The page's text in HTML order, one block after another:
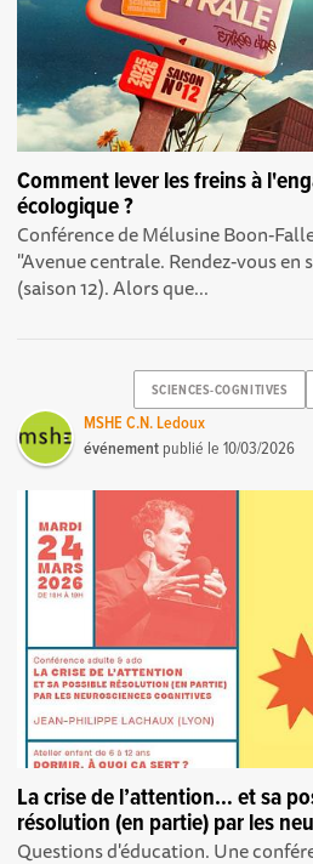
Comment lever les freins à
écologique ?
Conférence de Mélusine Boon-
"Avenue centrale. Rendez-vous en
(saison 12). Alors que...
SCIENCES-COGNITIVES
MSHE C.N. Ledoux
événement publié le10/03/2026
La crise de l’attention… et sa
résolution (en partie) par les
Questions d'éducation. Une